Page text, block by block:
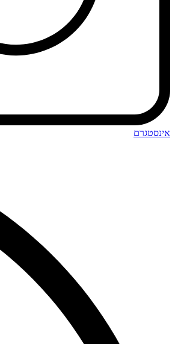
אינסטגרם